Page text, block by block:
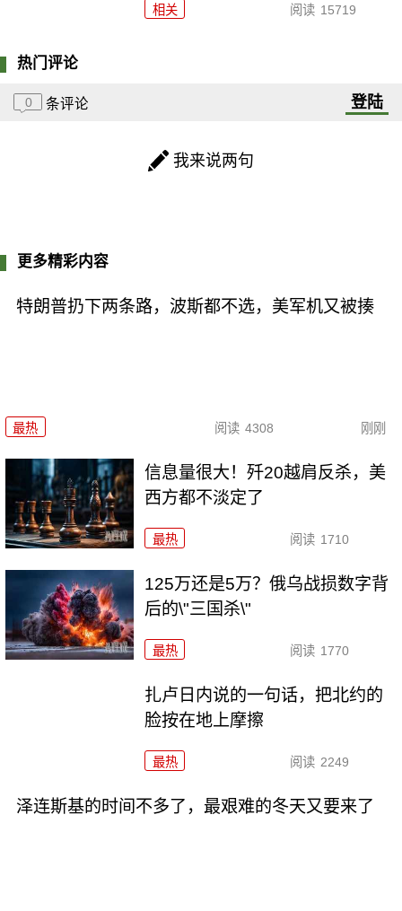
相关 阅读 15719
热门评论
0 条评论 登陆
我来说两句
更多精彩内容
特朗普扔下两条路，波斯都不选，美军机又被揍
最热 阅读 4308 刚刚
信息量很大！歼20越肩反杀，美
西方都不淡定了
最热 阅读 1710
125万还是5万？俄乌战损数字背
后的\"三国杀\"
最热 阅读 1770
扎卢日内说的一句话，把北约的
脸按在地上摩擦
最热 阅读 2249
泽连斯基的时间不多了，最艰难的冬天又要来了